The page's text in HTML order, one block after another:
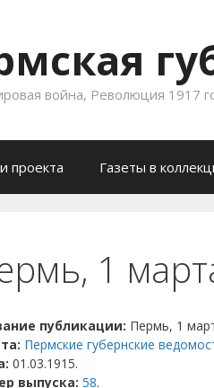
война, Революция 1917
проекта
Газеты в
1
публикации: Пермь, 1
Пермские губернские
01.03.1915.
выпуска: 58.